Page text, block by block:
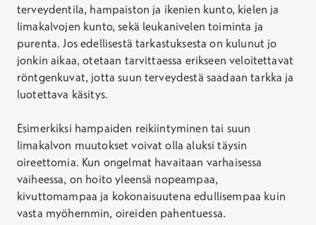
terveydentila, hampaiston ja ikenien kunto, kielen ja
limakalvojen kunto, sekä leukanivelen toiminta ja
purenta. Jos edellisestä tarkastuksesta on kulunut jo
jonkin aikaa, otetaan tarvittaessa erikseen veloitettavat
röntgenkuvat, jotta suun terveydestä saadaan tarkka ja
luotettava käsitys.
Esimerkiksi hampaiden reikiintyminen tai suun
limakalvon muutokset voivat olla aluksi täysin
oireettomia. Kun ongelmat havaitaan varhaisessa
vaiheessa, on hoito yleensä nopeampaa,
kivuttomampaa ja kokonaisuutena edullisempaa kuin
vasta myöhemmin, oireiden pahentuessa.